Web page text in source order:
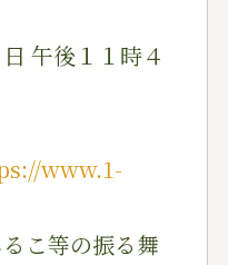
午後１１時４
www.1-
こ等の振る舞